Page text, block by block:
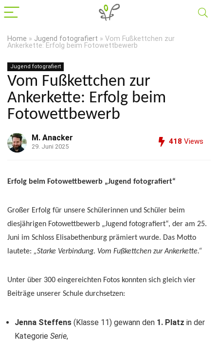
Home » Jugend fotografiert » Vom Fußkettchen zur
Ankerkette: Erfolg beim Fotowettbewerb
Jugend fotografiert
Vom Fußkettchen zur
Ankerkette: Erfolg beim
Fotowettbewerb
M. Anacker
29. Juni 2025
418 Views
Erfolg beim Fotowettbewerb „Jugend fotografiert“
Großer Erfolg für unsere Schülerinnen und Schüler beim
diesjährigen Fotowettbewerb „Jugend fotografiert“, der am 25.
Juni im Schloss Elisabethenburg prämiert wurde. Das Motto
lautete: „Starke Verbindung. Vom Fußkettchen zur Ankerkette.“
Unter über 300 eingereichten Fotos konnten sich gleich vier
Beiträge unserer Schule durchsetzen:
Jenna Steffens (Klasse 11) gewann den 1. Platz in der
Kategorie Serie,